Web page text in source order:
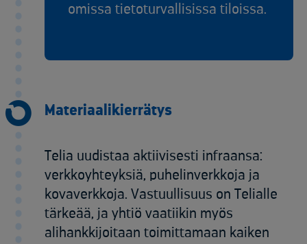
omissa tietoturvallisissa tiloissa.
Materiaalikierrätys
Telia uudistaa aktiivisesti infraansa:
verkkoyhteyksiä, puhelinverkkoja ja
kovaverkkoja. Vastuullisuus on Telialle
tärkeää, ja yhtiö vaatiikin myös
alihankkijoitaan toimittamaan kaiken